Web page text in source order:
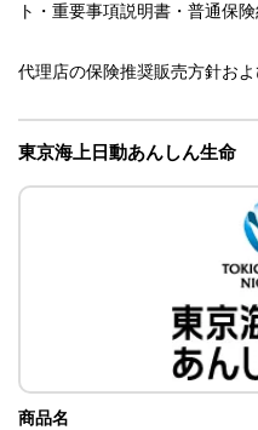
ト・重要事項説明書・普通保
代理店の保険推奨販売方針お
東京海上日動あんしん生命
商品名